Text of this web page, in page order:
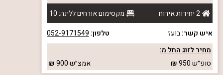
2 יחידות אירוח
מקסימום אורחים ללינה: 10
איש קשר:בועז טלפון: 052-9171549
מחיר לזוג החל מ:
סופ״ש950 אמצ״ש900